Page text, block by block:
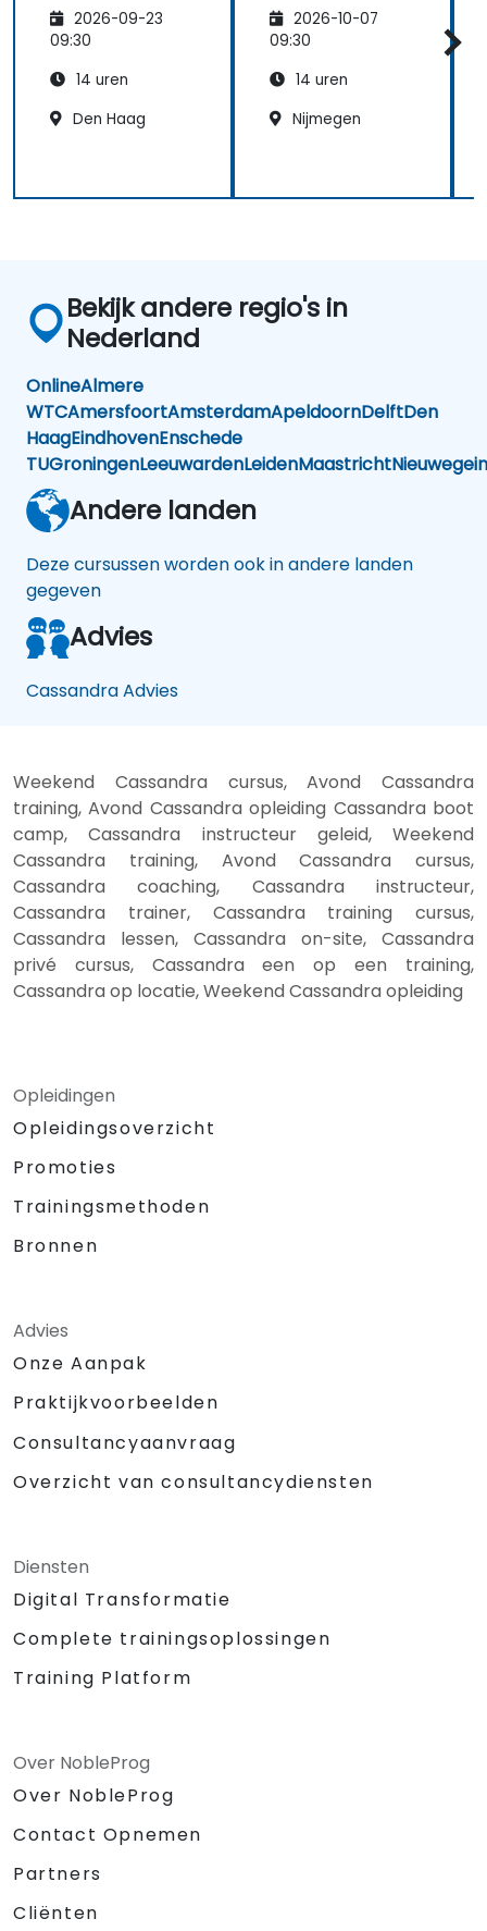
2026-09-23
09:30
14 uren
Den Haag
2026-10-07
09:30
14 uren
Nijmegen
Bekijk andere regio's in
Nederland
OnlineAlmere
WTCAmersfoortAmsterdamApeldoornDelftDen
HaagEindhovenEnschede
TUGroningenLeeuwardenLeidenMaastrichtNieuwegein
Andere landen
Deze cursussen worden ook in andere landen
gegeven
Advies
Cassandra Advies
Weekend Cassandra cursus, Avond Cassandra
training, Avond Cassandra opleiding Cassandra boot
camp, Cassandra instructeur geleid, Weekend
Cassandra training, Avond Cassandra cursus,
Cassandra coaching, Cassandra instructeur,
Cassandra trainer, Cassandra training cursus,
Cassandra lessen, Cassandra on-site, Cassandra
privé cursus, Cassandra een op een training,
Cassandra op locatie, Weekend Cassandra opleiding
Opleidingen
Opleidingsoverzicht
Promoties
Trainingsmethoden
Bronnen
Advies
Onze Aanpak
Praktijkvoorbeelden
Consultancyaanvraag
Overzicht van consultancydiensten
Diensten
Digital Transformatie
Complete trainingsoplossingen
Training Platform
Over NobleProg
Over NobleProg
Contact Opnemen
Partners
Cliënten